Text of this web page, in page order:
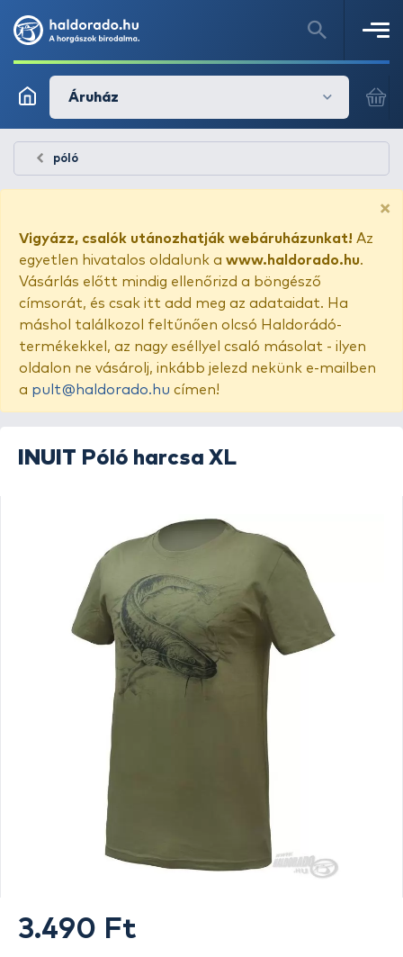
Áruház
póló
×
Vigyázz, csalók utánozhatják webáruházunkat! Az
egyetlen hivatalos oldalunk a www.haldorado.hu.
Vásárlás előtt mindig ellenőrizd a böngésző
címsorát, és csak itt add meg az adataidat. Ha
máshol találkozol feltűnően olcsó Haldorádó-
termékekkel, az nagy eséllyel csaló másolat - ilyen
oldalon ne vásárolj, inkább jelezd nekünk e-mailben
a pult@haldorado.hu címen!
INUIT Póló harcsa XL
3.490 Ft